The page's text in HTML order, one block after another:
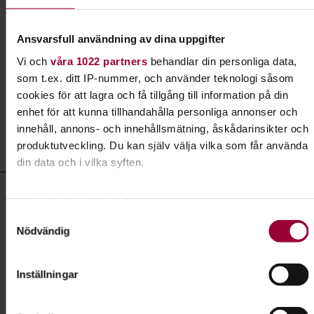
Ansvarsfull användning av dina uppgifter
Vi och våra 1022 partnersbehandlar din personliga data,
som t.ex. ditt IP-nummer, och använder teknologi såsom
cookies för att lagra och få tillgång till information på din
enhet för att kunna tillhandahålla personliga annonser och
innehåll, annons- och innehållsmätning, åskådarinsikter och
produktutveckling. Du kan själv välja vilka som får använda
din data och i vilka syften.
kan ha en noggrannhet på upp till flera meter
Ta reda på mer om hur dina personliga uppgifter behandlas
Nödvändig
Inställningar
Läs mer om ämnet
Liknande kurser inomHund &
husdjuri Dalarnas län
Studiecirkel/kurs:Välkommen till Borlänge BK för barn
Plats